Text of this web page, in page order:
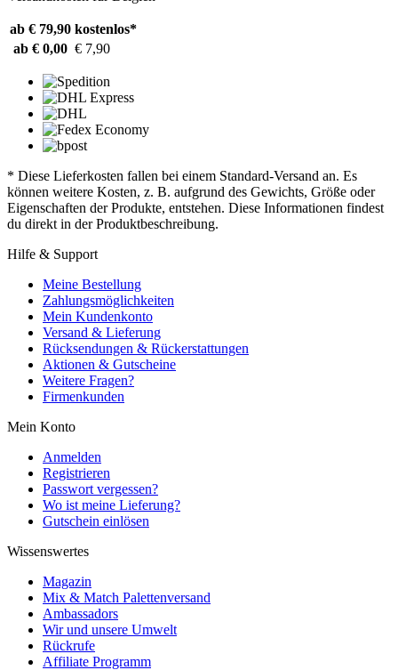
ab € 79,90 kostenlos*
ab € 0,00 € 7,90
* Diese Lieferkosten fallen bei einem Standard-Versand an. Es
können weitere Kosten, z. B. aufgrund des Gewichts, Größe oder
Eigenschaften der Produkte, entstehen. Diese Informationen findest
du direkt in der Produktbeschreibung.
Hilfe & Support
Meine Bestellung
Zahlungsmöglichkeiten
Mein Kundenkonto
Versand & Lieferung
Rücksendungen & Rückerstattungen
Aktionen & Gutscheine
Weitere Fragen?
Firmenkunden
Mein Konto
Anmelden
Registrieren
Passwort vergessen?
Wo ist meine Lieferung?
Gutschein einlösen
Wissenswertes
Magazin
Mix & Match Palettenversand
Ambassadors
Wir und unsere Umwelt
Rückrufe
Affiliate Programm